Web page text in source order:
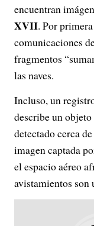
encuentran
XVII. Por
comunicaciones
fragmentos
las naves.
Incluso, un
describe un
detectado cerca
imagen captada
el espacio aéreo
avistamientos son